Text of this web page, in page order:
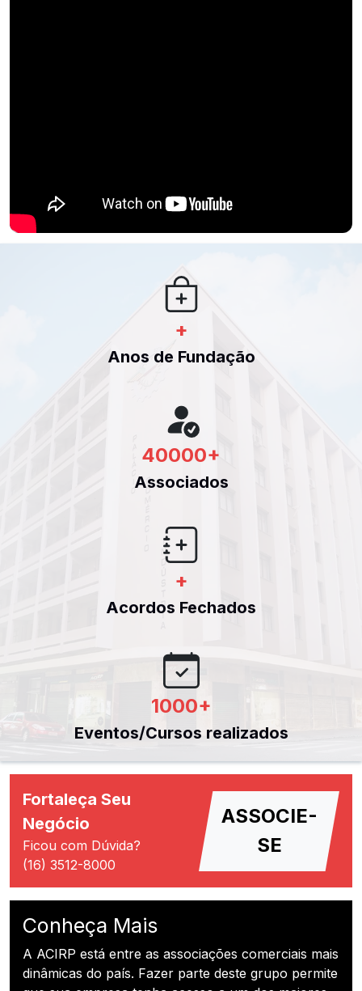
+
Anos de Fundação
40000+
Associados
+
Acordos Fechados
1000+
Eventos/Cursos realizados
Fortaleça Seu
Negócio
Ficou com Dúvida?
(16) 3512-8000
ASSOCIE-
SE
Conheça Mais
A ACIRP está entre as associações comerciais mais
dinâmicas do país. Fazer parte deste grupo permite